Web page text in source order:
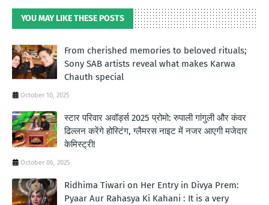
YOU MAY LIKE THESE POSTS
From cherished memories to beloved rituals;
Sony SAB artists reveal what makes Karwa
Chauth special
October 10, 2025
स्टार परिवार अवॉर्ड्स 2025 प्रोमो: रुपाली गांगुली और कंवर
ढिल्लन करेंगे होस्टिंग, ग्लैमरस नाइट में नजर आएगी मजेदार
केमिस्ट्री!
October 06, 2025
Ridhima Tiwari on Her Entry in Divya Prem:
Pyaar Aur Rahasya Ki Kahani : It is a very